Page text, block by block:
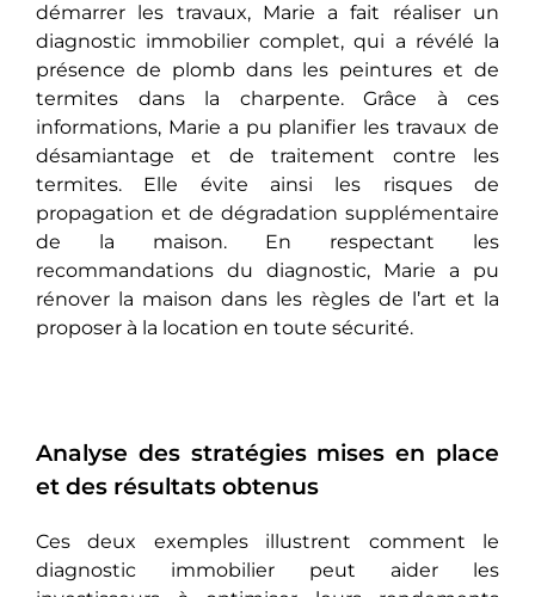
démarrer les travaux, Marie a fait réaliser un
diagnostic immobilier complet, qui a révélé la
présence de plomb dans les peintures et de
termites dans la charpente. Grâce à ces
informations, Marie a pu planifier les travaux de
désamiantage et de traitement contre les
termites. Elle évite ainsi les risques de
propagation et de dégradation supplémentaire
de la maison. En respectant les
recommandations du diagnostic, Marie a pu
rénover la maison dans les règles de l’art et la
proposer à la location en toute sécurité.
Analyse des stratégies mises en place
et des résultats obtenus
Ces deux exemples illustrent commеnt lе
diagnostic immobilier peut aider les